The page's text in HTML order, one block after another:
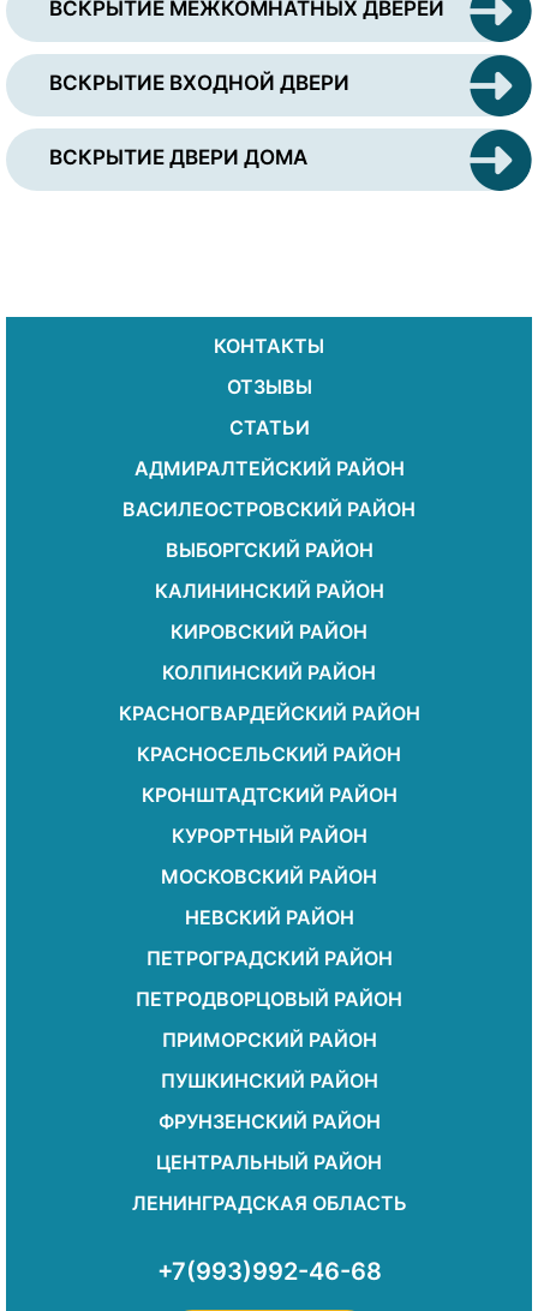
ВСКРЫТИЕ МЕЖКОМНАТНЫХ ДВЕРЕЙ
ВСКРЫТИЕ ВХОДНОЙ ДВЕРИ
ВСКРЫТИЕ ДВЕРИ ДОМА
КОНТАКТЫ
ОТЗЫВЫ
СТАТЬИ
АДМИРАЛТЕЙСКИЙ РАЙОН
ВАСИЛЕОСТРОВСКИЙ РАЙОН
ВЫБОРГСКИЙ РАЙОН
КАЛИНИНСКИЙ РАЙОН
КИРОВСКИЙ РАЙОН
КОЛПИНСКИЙ РАЙОН
КРАСНОГВАРДЕЙСКИЙ РАЙОН
КРАСНОСЕЛЬСКИЙ РАЙОН
КРОНШТАДТСКИЙ РАЙОН
КУРОРТНЫЙ РАЙОН
МОСКОВСКИЙ РАЙОН
НЕВСКИЙ РАЙОН
ПЕТРОГРАДСКИЙ РАЙОН
ПЕТРОДВОРЦОВЫЙ РАЙОН
ПРИМОРСКИЙ РАЙОН
ПУШКИНСКИЙ РАЙОН
ФРУНЗЕНСКИЙ РАЙОН
ЦЕНТРАЛЬНЫЙ РАЙОН
ЛЕНИНГРАДСКАЯ ОБЛАСТЬ
+7(993)992-46-68